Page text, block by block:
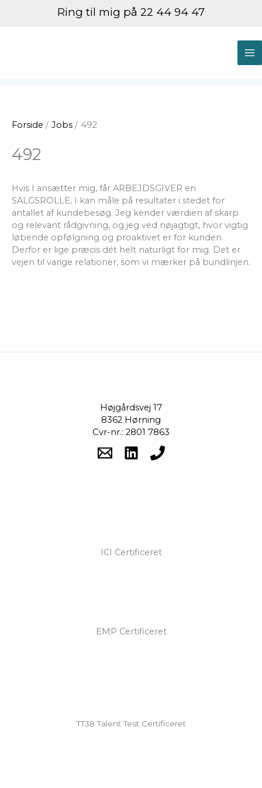
Ring til mig på 22 44 94 47
Forside Jobs 492
492
Hvis I ansætter mig, får ARBEJDSGIVER en
SALGSROLLE, I kan måle på resultater i stedet for
antallet af kundebesøg. Jeg kender værdien af skarp
og relevant rådgivning, og jeg ved nøjagtigt, hvor vigtig
løbende opfølgning og proaktivet er for kunden.
Derfor er lige præcis dét helt naturligt for mig. Det er
vejen til varige relationer, som vi mærker på bundlinjen.
Højgårdsvej 17
8362 Hørning
Cvr-nr.: 2801 7863
ICI Certificeret
EMP Certificeret
TT38 Talent Test Certificeret